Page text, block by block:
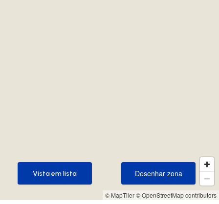
© MapTiler© OpenStreetMap contributors
Desenhar zona
Desenhar zona
Vista em lista
Vista em lista